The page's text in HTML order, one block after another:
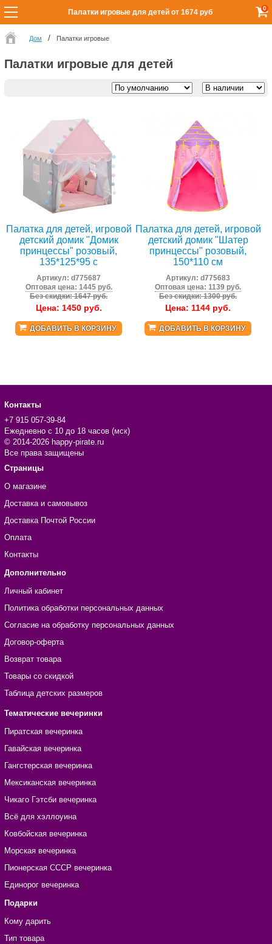
Дом Палатки игровые
Палатки игровые для детей
Палатка для детей, игровой
детский домик "Домик
принцессы" розовый,
135*125*95 с
Артикул:d775687
Оптовая цена: 1445 руб.
Без скидки: 1647 руб.
Цена: 1450руб.
ДОБАВИТЬ В КОРЗИНУ
Палатка для детей, игровой
детский домик "Шатер
принцессы" розовый,
150*110 см
Артикул:d775683
Оптовая цена: 1139 руб.
Без скидки: 1300 руб.
Цена: 1144 руб.
ДОБАВИТЬ В КОРЗИНУ
Контакты
+7 915 057-39-84
Ежедневно с 10 до 18 часов (мск)
© 2014-2026 happy-pirate.ru
Все права защищены
Страницы
О магазине
Доставка и самовывоз
Доставка Почтой России
Оплата
Контакты
Дополнительно
Личный кабинет
Политика обработки персональных данных
Согласие на обработку персональных данных
Договор-оферта
Возврат товара
Товары со скидкой
Таблица детских размеров
Тематические вечеринки
Пиратская вечеринка
Гавайская вечеринка
Гангстерская вечеринка
Мексиканская вечеринка
Чикаго Гэтсби вечеринка
Всё для хэллоуина
Ковбойская вечеринка
Морская вечеринка
Пионерская СССР вечеринка
Единорог вечеринка
Подарки
Кому дарить
Тип товара
Палатки игровые для детей от 1674 руб 0